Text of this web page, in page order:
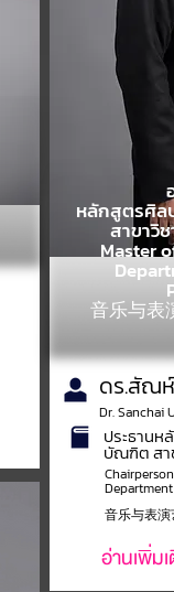
หลักสูตรศิ
สาขาวิ
Master
音乐与表
ดร.สัณ
Dr. Sanchai
ประธาน
บัณฑิต สา
音乐与表
อ่านเพิ่ม